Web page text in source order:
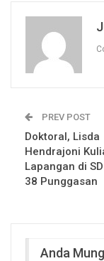
PREV POST
Doktoral, Lisda
Hendrajoni
Lapangan di
38 Punggasan
Anda